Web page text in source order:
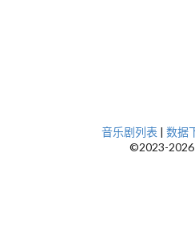
音乐剧列表 | 数据
©2023-2026